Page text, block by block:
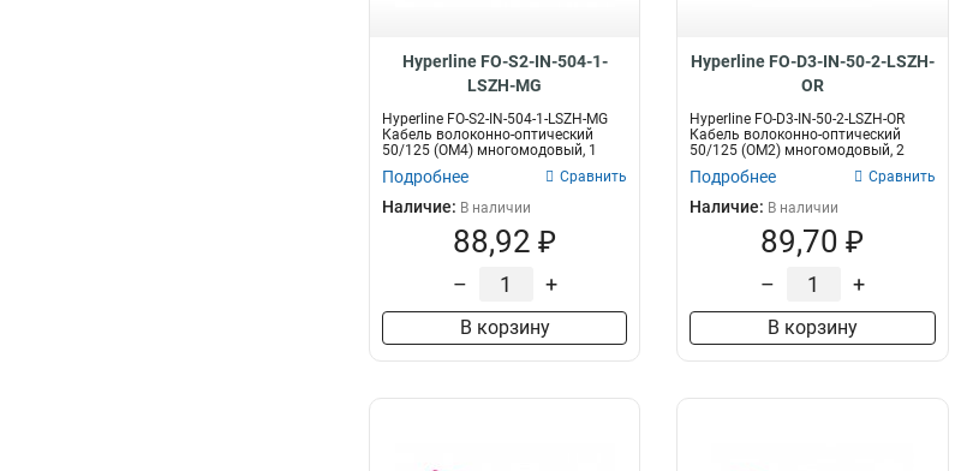
Hyperline FO-S2-IN-504-1-
LSZH-MG
Hyperline FO-S2-IN-504-1-LSZH-MG
Кабель волоконно-оптический
50/125 (OM4) многомодовый, 1
Подробнее Сравнить
Наличие: В наличии
88,92 ₽
– +
В корзину
Hyperline FO-D3-IN-50-2-LSZH-
OR
Hyperline FO-D3-IN-50-2-LSZH-OR
Кабель волоконно-оптический
50/125 (OM2) многомодовый, 2
волокн...
Подробнее Сравнить
Наличие: В наличии
89,70 ₽
– +
В корзину